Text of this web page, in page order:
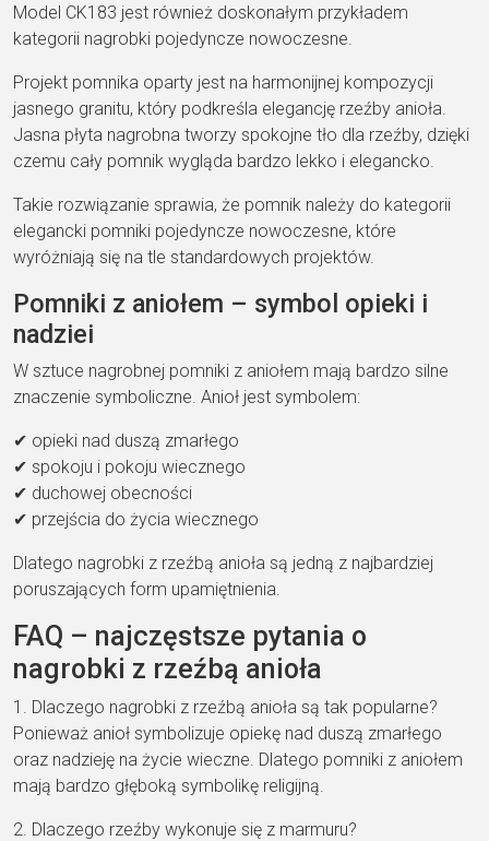
Model CK183 jest również doskonałym przykładem
kategorii nagrobki pojedyncze nowoczesne.
Projekt pomnika oparty jest na harmonijnej kompozycji
jasnego granitu, który podkreśla elegancję rzeźby anioła.
Jasna płyta nagrobna tworzy spokojne tło dla rzeźby, dzięki
czemu cały pomnik wygląda bardzo lekko i elegancko.
Takie rozwiązanie sprawia, że pomnik należy do kategorii
elegancki pomniki pojedyncze nowoczesne, które
wyróżniają się na tle standardowych projektów.
Pomniki z aniołem – symbol opieki i
nadziei
W sztuce nagrobnej pomniki z aniołem mają bardzo silne
znaczenie symboliczne. Anioł jest symbolem:
✔ opieki nad duszą zmarłego
✔ spokoju i pokoju wiecznego
✔ duchowej obecności
✔ przejścia do życia wiecznego
Dlatego nagrobki z rzeźbą anioła są jedną z najbardziej
poruszających form upamiętnienia.
FAQ – najczęstsze pytania o
nagrobki z rzeźbą anioła
1. Dlaczego nagrobki z rzeźbą anioła są tak popularne?
Ponieważ anioł symbolizuje opiekę nad duszą zmarłego
oraz nadzieję na życie wieczne. Dlatego pomniki z aniołem
mają bardzo głęboką symbolikę religijną.
2. Dlaczego rzeźby wykonuje się z marmuru?